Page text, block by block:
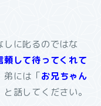
しに叱るのではな
頼して待ってくれて
弟には「お兄ちゃん
と話してください。